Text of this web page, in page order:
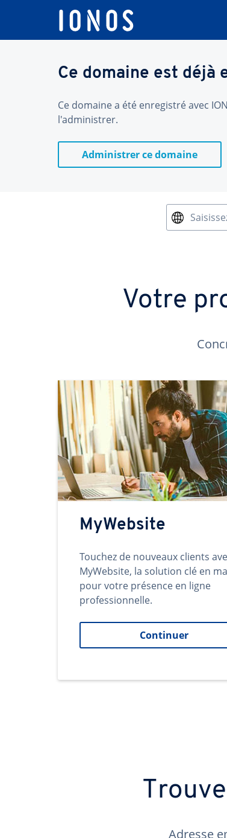
Ce domaine est déjà
Ce domaine a été enregistré avec
l'administrer.
Administrer ce domaine
Votre
MyWebsite
Touchez de nouveaux clients
MyWebsite, la solution clé en
pour votre présence en ligne
professionnelle.
Continuer
Adresse